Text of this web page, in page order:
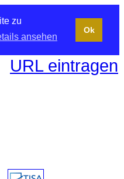
zu
ansehen
Ok
URL eintragen